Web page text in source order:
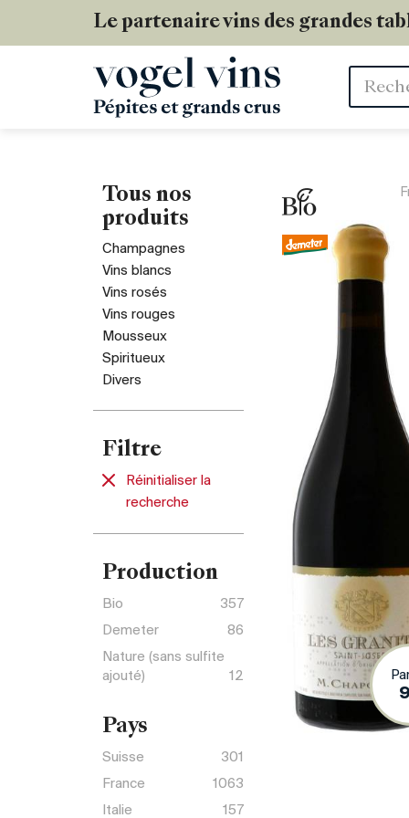
Le partenaire vins des grandes
Mots
Tous nos
produits
Champagnes
Vins blancs
Vins rosés
Vins rouges
Mousseux
Spiritueux
Divers
Filtre
Réinitialiser la
recherche
Production
Bio
357
Demeter
86
Nature (sans sulfite
ajouté)
12
Pays
Suisse
301
France
1063
Italie
157